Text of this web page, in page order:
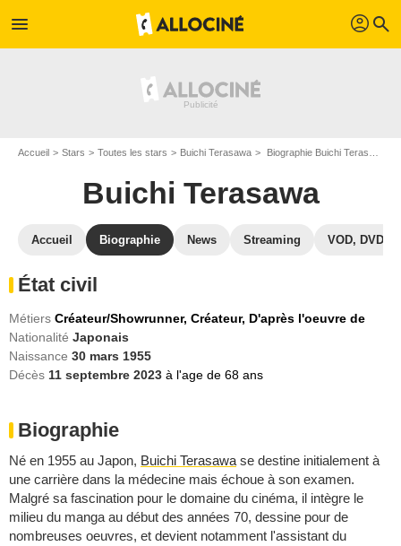
menu profil search
Accueil Stars Toutes les stars Buichi Terasawa Biographie Buichi Terasawa
Buichi Terasawa
Accueil Biographie News Streaming VOD, DVD
État civil
Métiers Créateur/Showrunner, Créateur, D'après l'oeuvre de
Nationalité Japonais
Naissance 30 mars 1955
Décès 11 septembre 2023 à l'age de 68 ans
Biographie
Né en 1955 au Japon, Buichi Terasawa se destine initialement à
une carrière dans la médecine mais échoue à son examen.
Malgré sa fascination pour le domaine du cinéma, il intègre le
milieu du manga au début des années 70, dessine pour de
nombreuses oeuvres, et devient notamment l'assistant du